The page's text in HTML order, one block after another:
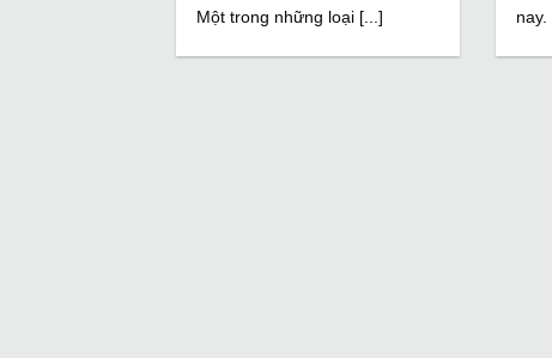
Một trong những loại [...]